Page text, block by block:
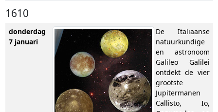
1610
donderdag
7 januari
De Italiaanse
natuurkundige
en astronoom
Galileo Galilei
ontdekt de vier
grootste
Jupitermanen
Callisto, Io,